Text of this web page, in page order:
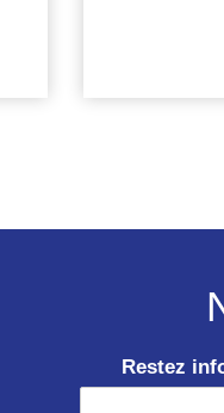
Restez